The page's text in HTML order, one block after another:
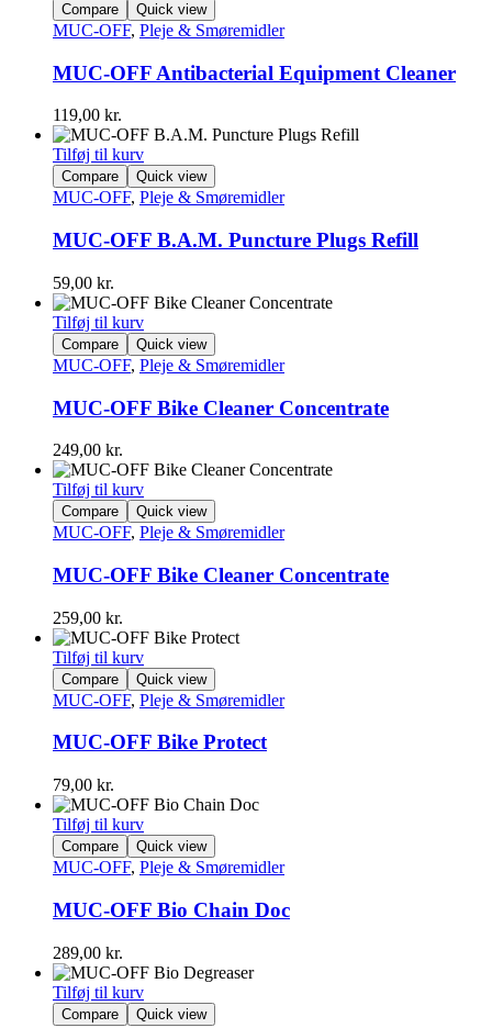
Compare Quick view
MUC-OFF, Pleje & Smøremidler
MUC-OFF Antibacterial Equipment Cleaner
119,00 kr.
Tilføj til kurv
Compare Quick view
MUC-OFF, Pleje & Smøremidler
MUC-OFF B.A.M. Puncture Plugs Refill
59,00 kr.
Tilføj til kurv
Compare Quick view
MUC-OFF, Pleje & Smøremidler
MUC-OFF Bike Cleaner Concentrate
249,00 kr.
Tilføj til kurv
Compare Quick view
MUC-OFF, Pleje & Smøremidler
MUC-OFF Bike Cleaner Concentrate
259,00 kr.
Tilføj til kurv
Compare Quick view
MUC-OFF, Pleje & Smøremidler
MUC-OFF Bike Protect
79,00 kr.
Tilføj til kurv
Compare Quick view
MUC-OFF, Pleje & Smøremidler
MUC-OFF Bio Chain Doc
289,00 kr.
Tilføj til kurv
Compare Quick view